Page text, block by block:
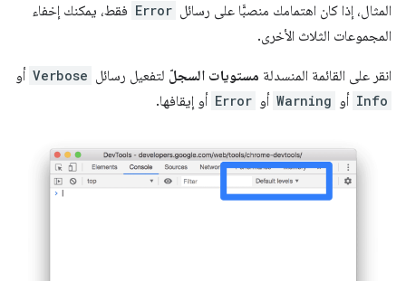
المثال، إذا كان اهتمامك منصبًّا على رسائل Error فقط، يمكنك إخفاء
المجموعات الثلاث الأخرى.
انقر على القائمة المنسدلة مستويات السجلّ لتفعيل رسائل Verbose أو
Info أو Warning أو Error أو إيقافها.